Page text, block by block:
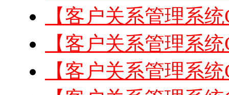
【客户关系管理系
【客户关系管理系
【客户关系管理系